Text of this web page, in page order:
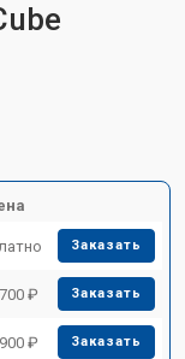
Заказать
₽ Заказать
₽ Заказать